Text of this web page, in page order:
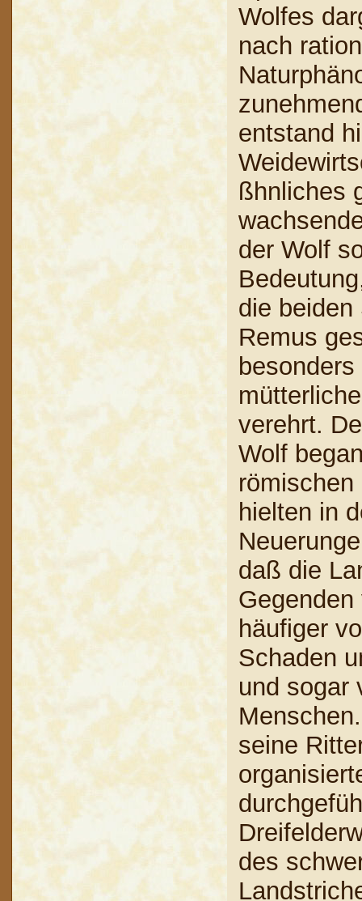
Wolfes
nach
entstand
ßhnliches
der Wolf
die beiden
Remus
verehrt.
Wolf
hielten in
daß die
häufiger
Schaden
und sogar
seine
des